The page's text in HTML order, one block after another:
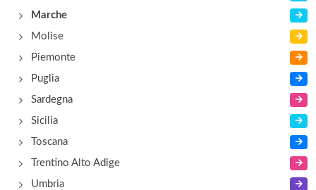
Marche
Molise
Piemonte
Puglia
Sardegna
Sicilia
Toscana
Trentino Alto Adige
Umbria